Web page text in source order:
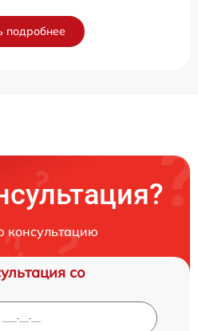
подробнее
консультацию
со